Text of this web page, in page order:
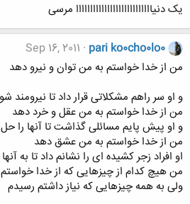
یک دنیااااااااااااااااااااااااااا مرسی
pari ko0cho0lo0
Sep 16, 2011
من از خدا خواستم به من توان و نیرو دهد
و او سر راهم مشکلاتی قرار داد تا نیرومند
من از خدا خواستم به من عقل و خرد دهد
و او پیش پایم مسائلی گذاشت تا آنها را
من از خدا خواستم به من عشق دهد
او افراد زجر کشیده ای را نشانم داد تا به
من هیچ کدام از چیزهایی که از خدا خواستم
ولی به همه چیزهایی که نیاز داشتم رسیدم